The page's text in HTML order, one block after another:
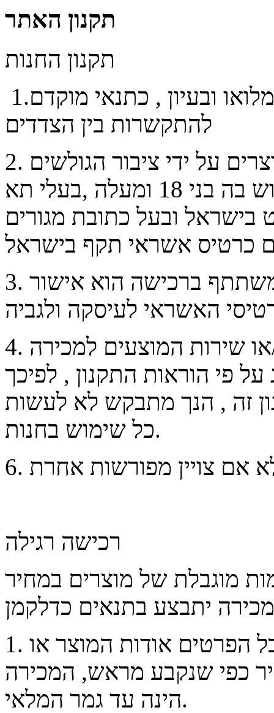
תקנון האתר
תקנון החנות
1.הנך מתבקש לקרוא תקנון זה במלואו ובעיון , כתנאי מוקדם
להתקשרות בין הצדדים
2. החנות משמשת לרכישת מוצרים על ידי ציבור הגולשים
באינטרנט בישראל ורשאים לרכוש בה בני 18 ומעלה ,בעלי תא
בישראל ובעל כתובת מגורים
3. תנאי מוקדם לתוקף זכייתו של משתתף ברכישה הוא אישור
4. גלישה בחנות ו/או רכישת המוצר ו/או שירות המוצעים למכירה
פי הוראות התקנון , לפיכך
זה , הנך מתבקש לא לעשות
כל שימוש בחנות.
רכישה רגילה
מוגבלת של מוצרים במחיר
1. החנות תציג רשימת מוצרים לרבות כל הפרטים אודות המוצר או
כפי שנקבע מראש, המכירה
הינה עד גמר המלאי.